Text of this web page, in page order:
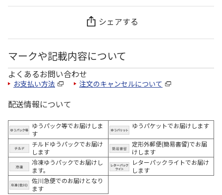
シェアする
マークや記載内容について
よくあるお問い合わせ
お支払い方法 注文のキャンセルについて
配送情報について
ゆうパック等でお届けしま
す
ゆうパケットでお届けします
チルドゆうパックでお届け
します
定形外郵便(簡易書留)でお届
けします
冷凍ゆうパックでお届けし
ます。
レターパックライトでお届け
します
佐川急便でのお届けとなり
ます